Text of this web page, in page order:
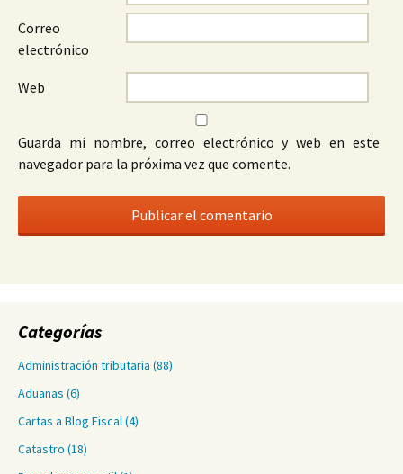
Correo
electrónico
Web
Guarda mi nombre, correo electrónico y web en este
navegador para la próxima vez que comente.
Categorías
Administración tributaria (88)
Aduanas (6)
Cartas a Blog Fiscal(4)
Catastro (18)